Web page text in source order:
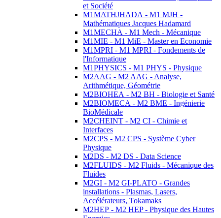
et Société
M1MATHJHADA - M1 MJH -
Mathématiques Jacques Hadamard
M1MECHA - M1 Mech - Mécanique
M1MIE - M1 MiE - Master en Economie
M1MPRI - M1 MPRI - Fondements de
l'Informatique
M1PHYSICS - M1 PHYS - Physique
M2AAG - M2 AAG - Analyse,
Arithmétique, Géométrie
M2BIOHEA - M2 BH - Biologie et Santé
M2BIOMECA - M2 BME - Ingénierie
BioMédicale
M2CHEINT - M2 CI - Chimie et
Interfaces
M2CPS - M2 CPS - Système Cyber
Physique
M2DS - M2 DS - Data Science
M2FLUIDS - M2 Fluids - Mécanique des
Fluides
M2GI - M2 GI-PLATO - Grandes
installations - Plasmas, Lasers,
Accélérateurs, Tokamaks
M2HEP - M2 HEP - Physique des Hautes